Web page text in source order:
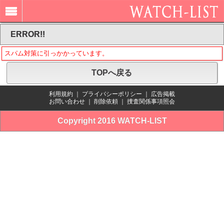
ERROR!!
スパム対策に引っかかっています。
TOPへ戻る
利用規約 プライバシーポリシー
広告掲載
お問い合わせ
削除依頼 捜査関係事項照会
Copyright 2016 WATCH-LIST